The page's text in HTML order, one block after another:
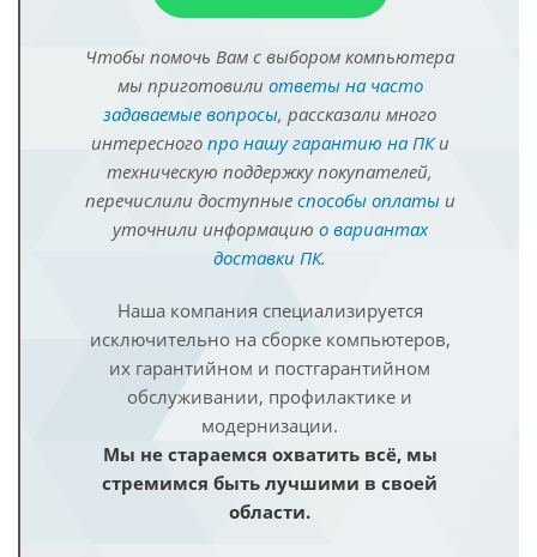
Чтобы помочь Вам с выбором компьютера
мы приготовили ответы на часто
задаваемые вопросы, рассказали много
интересного про нашу гарантию на ПКи
техническую поддержку покупателей,
перечислили доступные способы оплатыи
уточнили информацию о вариантах
доставки ПК.
Наша компания специализируется
исключительно на сборке компьютеров,
их гарантийном и постгарантийном
обслуживании, профилактике и
модернизации.
Мы не стараемся охватить всё, мы
стремимся быть лучшими в своей
области.